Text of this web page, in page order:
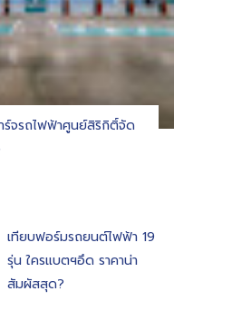
ร์จรถไฟฟ้าศูนย์สิริกิติ์จัด
เทียบฟอร์มรถยนต์ไฟฟ้า 19
รุ่น ใครแบตฯอึด ราคาน่า
สัมผัสสุด?